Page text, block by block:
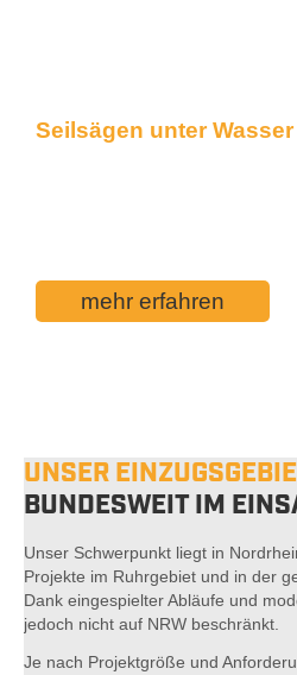
Seilsägen unter Wasser
mehr erfahren
UNSER
BUNDESWEIT IM
Unser Schwerpunkt liegt in
Projekte im Ruhrgebiet und in der
Dank eingespielter Abläufe und
jedoch nicht auf NRW beschränkt.
Je nach Projektgröße und